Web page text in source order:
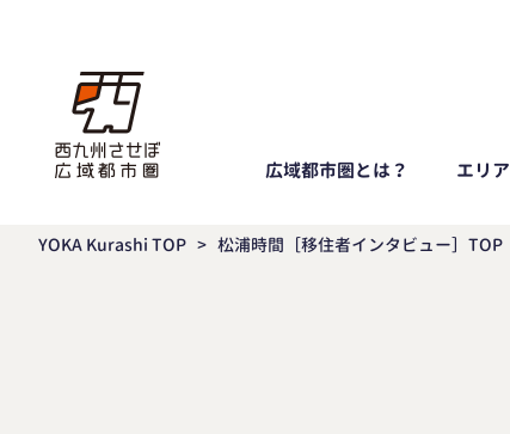
広域都市圏とは？ エリア
YOKA Kurashi TOP > 松浦時間［移住者インタビュー］TOP